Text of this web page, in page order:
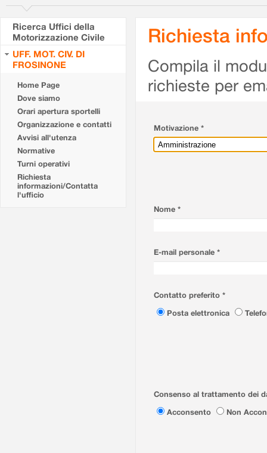
Ricerca Uffici della
Motorizzazione Civile
UFF. MOT. CIV. DI
FROSINONE
Home Page
Dove siamo
Orari apertura sportelli
Organizzazione e contatti
Avvisi all'utenza
Normative
Turni operativi
Richiesta
informazioni/Contatta
l'ufficio
Richiesta
Compila il
richieste per
Motivazione *
Nome *
E-mail personale *
Contatto preferito *
Posta elettronica
Consenso al trattamento dei
Acconsento
Non